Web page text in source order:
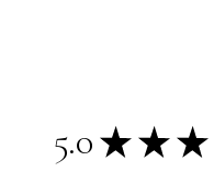
5.0 ★ ★ ★